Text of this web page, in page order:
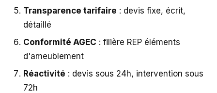
Transparence tarifaire : devis fixe, écrit,
détaillé
Conformité AGEC : filière REP éléments
d'ameublement
Réactivité : devis sous 24h, intervention sous
72h